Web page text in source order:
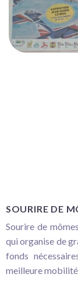
SOURIRE DE
Sourire de
qui organise de
fonds
meilleure